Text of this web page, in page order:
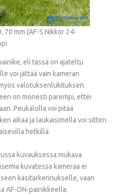
70 mm (AF-S Nikkor 24-
eli tässä on ajateltu
voi jättää vain kameran
valotuksenlukituksen.
on monesti parempi, ettei
Peukalolla voi pitää
aikaa ja laukaisimella voi sitten
hetkillä.
kuvauksessa mukava
kuvatessa kameraa ei
käsitarkennukselle, vaan
AF-ON-painikkeella.